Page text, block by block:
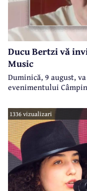
Ducu Bertzi vă
Music
Duminică, 9 august,
evenimentului
1336 vizualizari